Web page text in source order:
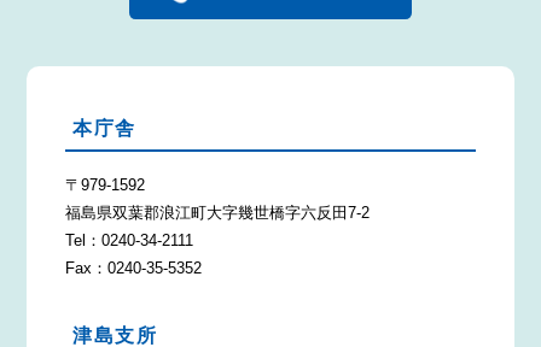
本庁舎
〒979-1592
福島県双葉郡浪江町大字幾世橋字六反田7-2
Tel：0240-34-2111
Fax：0240-35-5352
津島支所